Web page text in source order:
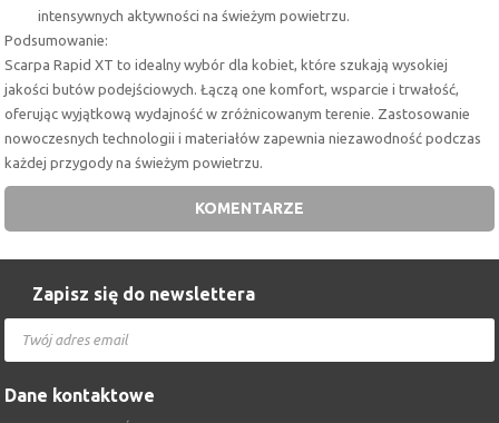
intensywnych aktywności na świeżym powietrzu.
Podsumowanie:
Scarpa Rapid XT to idealny wybór dla kobiet, które szukają wysokiej
jakości butów podejściowych. Łączą one komfort, wsparcie i trwałość,
oferując wyjątkową wydajność w zróżnicowanym terenie. Zastosowanie
nowoczesnych technologii i materiałów zapewnia niezawodność podczas
każdej przygody na świeżym powietrzu.
KOMENTARZE
Zapisz się do newslettera
Dane kontaktowe